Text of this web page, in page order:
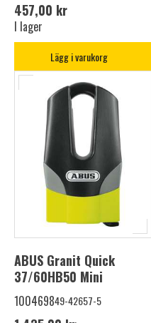
457,00 kr
I lager
Lägg i varukorg
ABUS Granit Quick
37/60HB50 Mini
100469849-42657-5